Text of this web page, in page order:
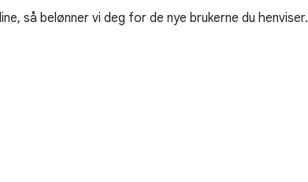
så belønner vi deg for de nye brukerne du henviser.